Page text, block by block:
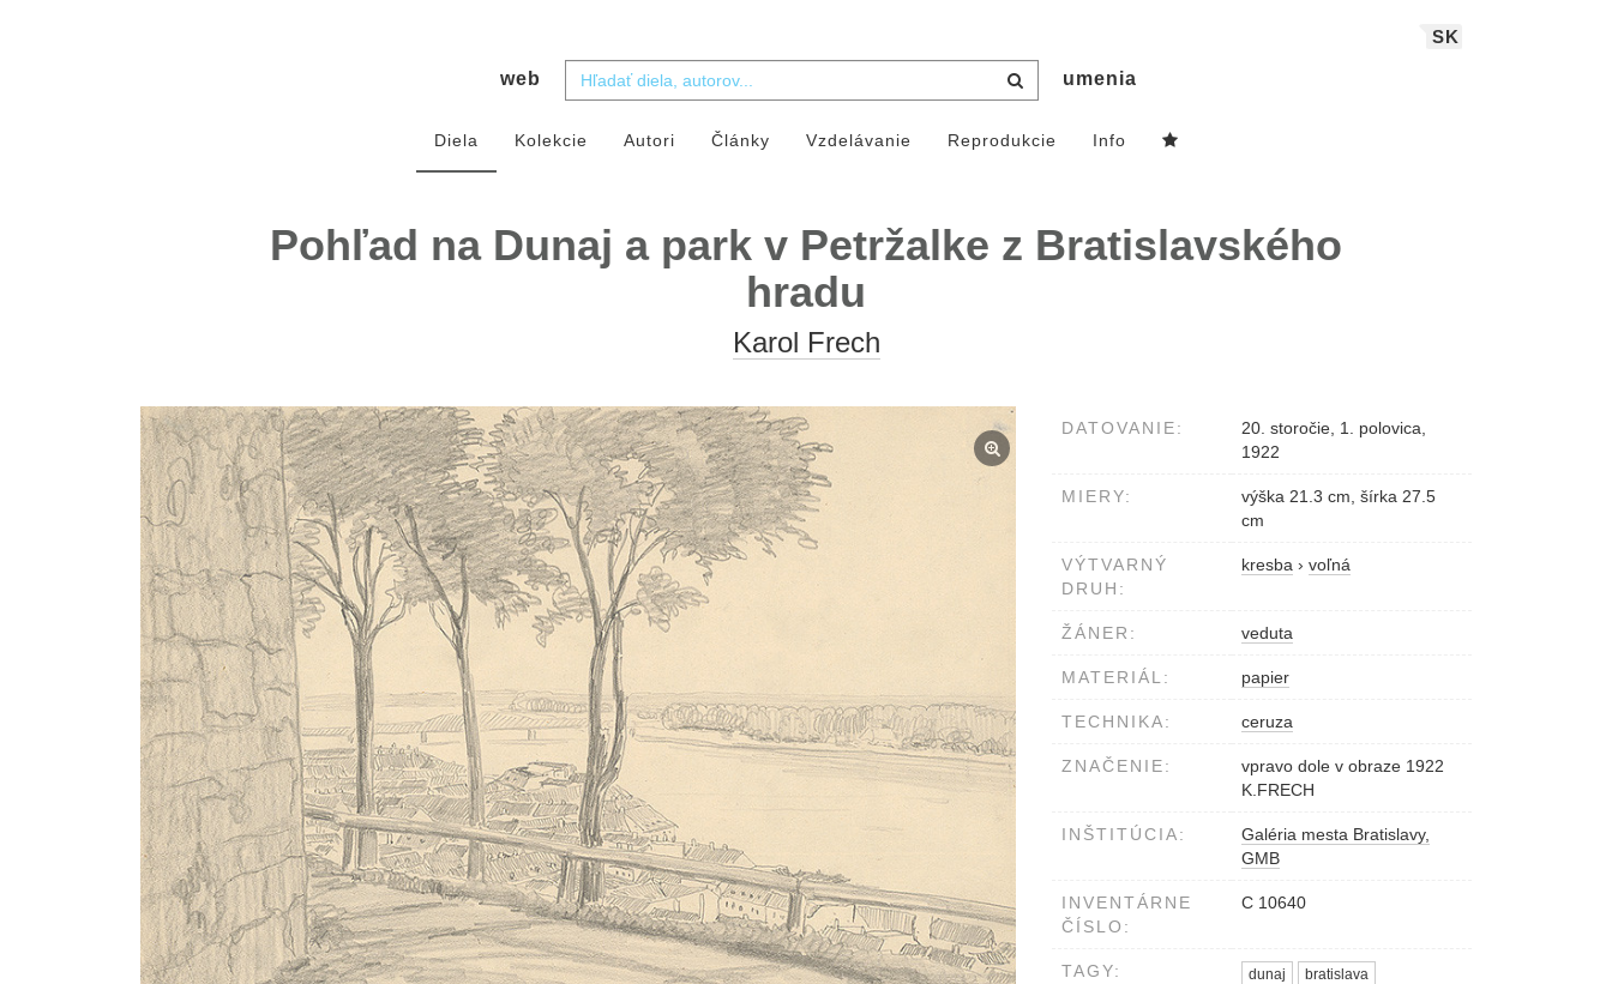
SK
web umenia
Diela Kolekcie Autori Články Vzdelávanie Reprodukcie Info
Pohľad na Dunaj a park v Petržalke z Bratislavského
hradu
Karol Frech
DATOVANIE:
20. storočie, 1. polovica,
1922
MIERY:
výška 21.3 cm, šírka 27.5
cm
VÝTVARNÝ
DRUH:
kresba › voľná
ŽÁNER: veduta
MATERIÁL: papier
TECHNIKA: ceruza
ZNAČENIE:
vpravo dole v obraze 1922
K.FRECH
INŠTITÚCIA:
Galéria mesta Bratislavy,
GMB
INVENTÁRNE
ČÍSLO:
C 10640
TAGY: dunaj bratislava